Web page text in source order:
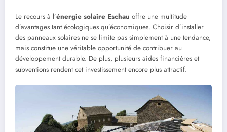
Le recours à l’énergie solaire Eschau offre une multitude
d’avantages tant écologiques qu’économiques. Choisir d’installer
des panneaux solaires ne se limite pas simplement à une tendance,
mais constitue une véritable opportunité de contribuer au
développement durable. De plus, plusieurs aides financières et
subventions rendent cet investissement encore plus attractif.